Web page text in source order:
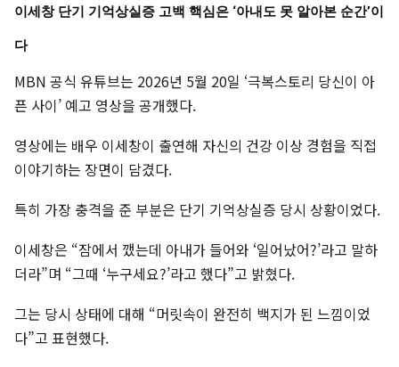
이세창 단기 기억상실증 고백 핵심은 ‘아내도 못 알아본 순간’이
다
MBN 공식 유튜브는 2026년 5월 20일 ‘극복스토리 당신이 아
픈 사이’ 예고 영상을 공개했다.
영상에는 배우 이세창이 출연해 자신의 건강 이상 경험을 직접
이야기하는 장면이 담겼다.
특히 가장 충격을 준 부분은 단기 기억상실증 당시 상황이었다.
이세창은 “잠에서 깼는데 아내가 들어와 ‘일어났어?’라고 말하
더라”며 “그때 ‘누구세요?’라고 했다”고 밝혔다.
그는 당시 상태에 대해 “머릿속이 완전히 백지가 된 느낌이었
다”고 표현했다.